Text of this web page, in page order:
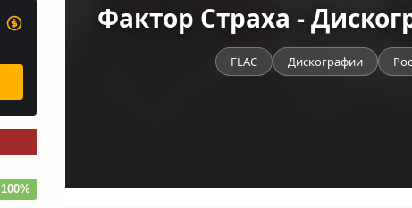
Фактор Страха -
FLAC Дискографии
100%